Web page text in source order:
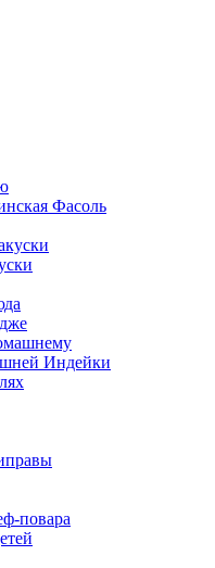
Фасоль
Индейки
повара